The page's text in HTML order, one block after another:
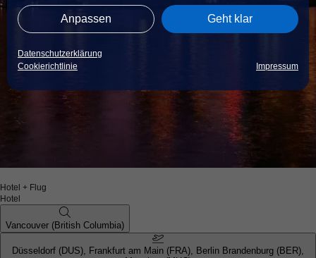
Anpassen Geht klar
Datenschutzerklärung
Cookierichtlinie
Impressum
Hotel + Flug
Hotel
Vancouver (British Columbia)
Düsseldorf (DUS), Frankfurt am Main (FRA), Berlin Brandenburg (BER),